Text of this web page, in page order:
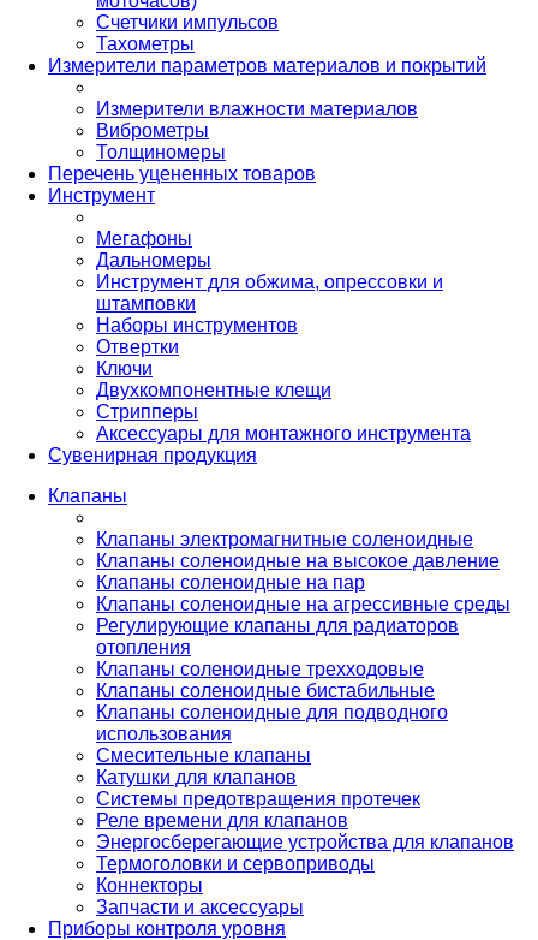
Счетчики импульсов
Тахометры
Измерители параметров материалов и покрытий
Измерители влажности материалов
Виброметры
Толщиномеры
Перечень уцененных товаров
Инструмент
Мегафоны
Дальномеры
Инструмент для обжима, опрессовки и
штамповки
Наборы инструментов
Отвертки
Ключи
Двухкомпонентные клещи
Стрипперы
Аксессуары для монтажного инструмента
Сувенирная продукция
Клапаны
Клапаны электромагнитные соленоидные
Клапаны соленоидные на высокое давление
Клапаны соленоидные на пар
Клапаны соленоидные на агрессивные среды
Регулирующие клапаны для радиаторов
отопления
Клапаны соленоидные трехходовые
Клапаны соленоидные бистабильные
Клапаны соленоидные для подводного
использования
Смесительные клапаны
Катушки для клапанов
Системы предотвращения протечек
Реле времени для клапанов
Энергосберегающие устройства для клапанов
Термоголовки и сервоприводы
Коннекторы
Запчасти и аксессуары
Приборы контроля уровня